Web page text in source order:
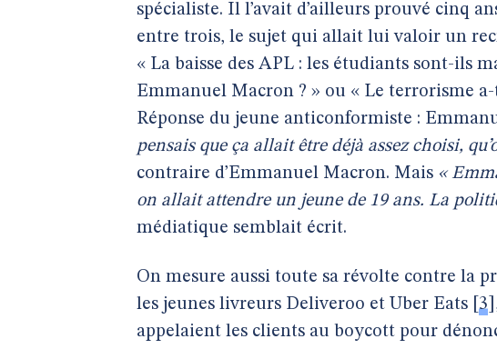
spécialiste. Il l’avait d’ailleurs prouvé cinq
entre trois, le sujet qui allait lui valoir un
« La baisse des APL : les étudiants sont-ils
Emmanuel Macron ? » ou « Le terrorisme
Réponse du jeune anticonformiste :
pensais que ça allait être déjà assez choisi,
contraire d’Emmanuel Macron. Mais «
on allait attendre un jeune de 19 ans. La
médiatique semblait écrit.
On mesure aussi toute sa révolte contre la
les jeunes livreurs Deliveroo et Uber Eats 3
appelaient les clients au boycott pour